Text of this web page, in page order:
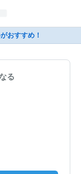
おすすめ！
る